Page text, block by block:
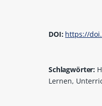
DOI: https://
Schlagwörter:
Lernen,